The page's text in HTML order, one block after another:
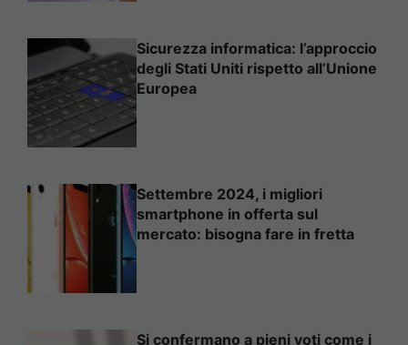
Sicurezza informatica: l’approccio
degli Stati Uniti rispetto all’Unione
Europea
Settembre 2024, i migliori
smartphone in offerta sul
mercato: bisogna fare in fretta
Si confermano a pieni voti come i